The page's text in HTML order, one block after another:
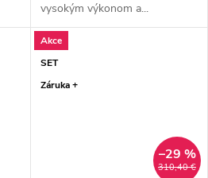
vysokým výkonom a...
Akce
SET
Záruka +
310,40 €
–29 %